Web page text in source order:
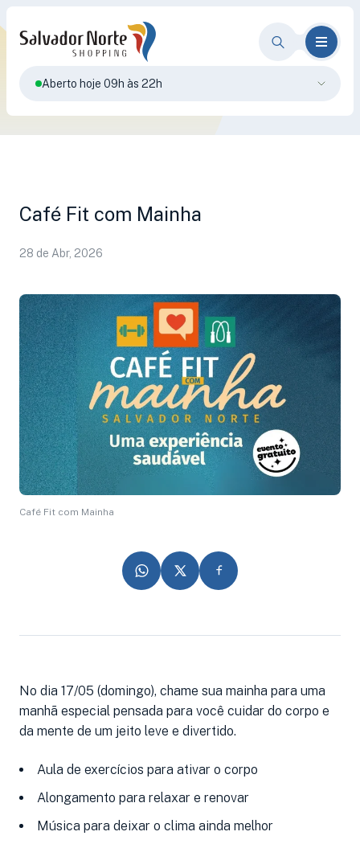
Aberto hoje 09h às 22h
Café Fit com Mainha
28 de Abr, 2026
Café Fit com Mainha
No dia 17/05 (domingo), chame sua mainha para uma
manhã especial pensada para você cuidar do corpo e
da mente de um jeito leve e divertido.
Aula de exercícios para ativar o corpo
Alongamento para relaxar e renovar
Música para deixar o clima ainda melhor